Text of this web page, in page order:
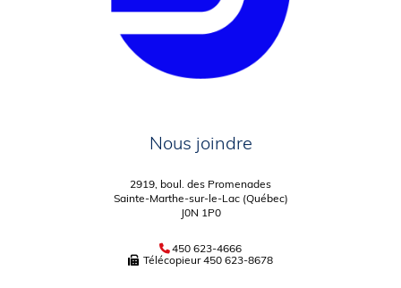
Nous joindre
2919, boul. des Promenades
Sainte-Marthe-sur-le-Lac (Québec)
J0N 1P0
450 623-4666
Télécopieur450 623-8678